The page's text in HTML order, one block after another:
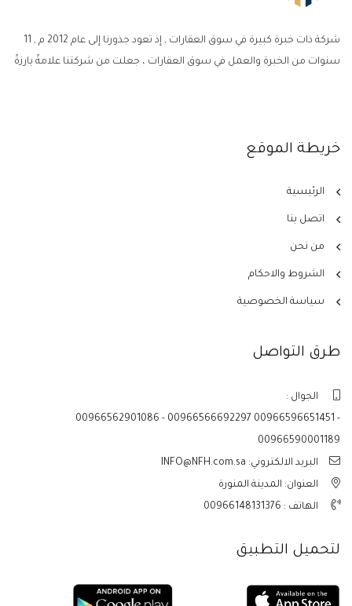
شركة ذات خبرة كبيرة في سوق العقارات , إذ تعود جذورنا إلى عام 2012 م , 11
سنوات من الخبرة والعمل في سوق العقارات ، جعلت من شركتنا علامةً بارزةً
خريطة الموقع
الرئيسية
اتصل بنا
من نحن
الشروط والاحكام
سياسة الخصوصية
طرق التواصل
الجوال :
00966562901086 - 00966566692297 00966596651451 -
00966590001189
البريد الالكتروني: INFO@NFH.com.sa
العنوان: المدينة المنورة
الهاتف : 00966148131376
لتحميل التطبيق